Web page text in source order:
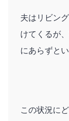
夫はリビン
けてくるが
にあらずと
この状況に